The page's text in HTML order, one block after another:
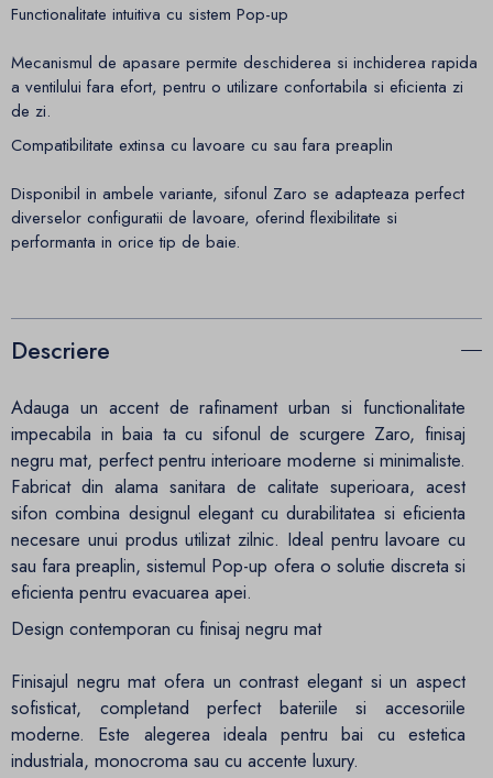
Functionalitate intuitiva cu sistem Pop-up
Mecanismul de apasare permite deschiderea si inchiderea rapida
a ventilului fara efort, pentru o utilizare confortabila si eficienta zi
de zi.
Compatibilitate extinsa cu lavoare cu sau fara preaplin
Disponibil in ambele variante, sifonul Zaro se adapteaza perfect
diverselor configuratii de lavoare, oferind flexibilitate si
performanta in orice tip de baie.
Descriere
Adauga un accent de rafinament urban si functionalitate
impecabila in baia ta cu sifonul de scurgere Zaro, finisaj
negru mat, perfect pentru interioare moderne si minimaliste.
Fabricat din alama sanitara de calitate superioara, acest
sifon combina designul elegant cu durabilitatea si eficienta
necesare unui produs utilizat zilnic. Ideal pentru lavoare cu
sau fara preaplin, sistemul Pop-up ofera o solutie discreta si
eficienta pentru evacuarea apei.
Design contemporan cu finisaj negru mat
Finisajul negru mat ofera un contrast elegant si un aspect
sofisticat, completand perfect bateriile si accesoriile
moderne. Este alegerea ideala pentru bai cu estetica
industriala, monocroma sau cu accente luxury.